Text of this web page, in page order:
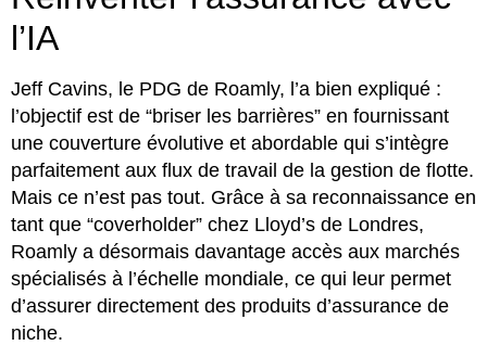
l’IA
Jeff Cavins, le PDG de Roamly, l’a bien expliqué :
l’objectif est de “briser les barrières” en fournissant
une couverture évolutive et abordable qui s’intègre
parfaitement aux flux de travail de la gestion de flotte.
Mais ce n’est pas tout. Grâce à sa reconnaissance en
tant que “coverholder” chez Lloyd’s de Londres,
Roamly a désormais davantage accès aux marchés
spécialisés à l’échelle mondiale, ce qui leur permet
d’assurer directement des produits d’assurance de
niche.